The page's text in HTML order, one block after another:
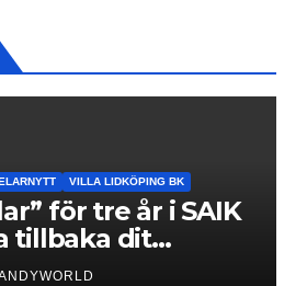
VILLA LIDKÖPING BK
för tre år i SAIK
tillbaka dit
hemma”